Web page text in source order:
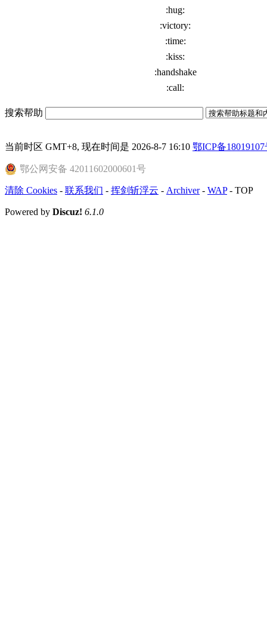
:hug:
:victory:
:time:
:kiss:
:handshake
:call:
搜索帮助
当前时区 GMT+8, 现在时间是 2026-8-7 16:10 鄂ICP备18019107
鄂公网安备 42011602000601号
清除 Cookies - 联系我们 - 挥剑斩浮云 - Archiver- WAP- TOP
Powered by Discuz! 6.1.0